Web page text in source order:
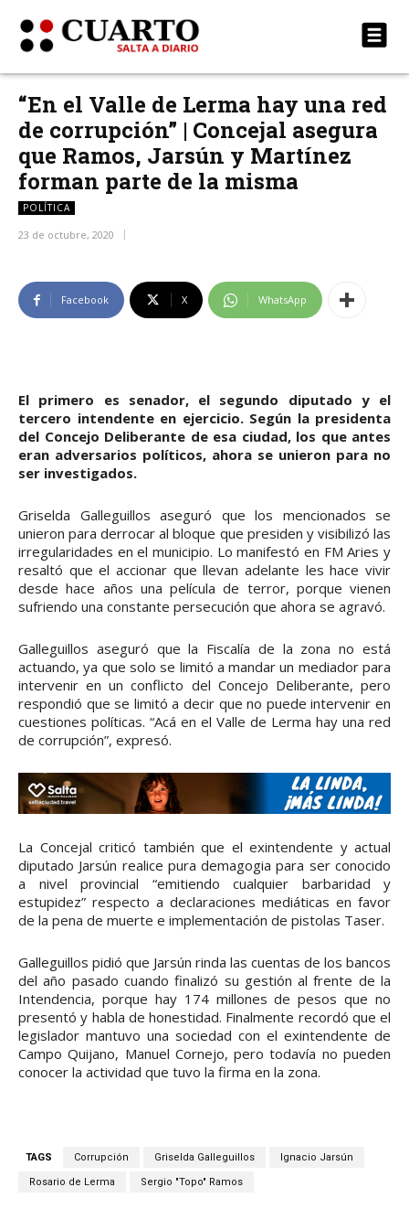
“En el Valle de Lerma hay una red
de corrupción” | Concejal asegura
que Ramos, Jarsún y Martínez
forman parte de la misma
POLÍTICA
23 de octubre, 2020
Facebook X WhatsApp
El primero es senador, el segundo diputado y el
tercero intendente en ejercicio. Según la presidenta
del Concejo Deliberante de esa ciudad, los que antes
eran adversarios políticos, ahora se unieron para no
ser investigados.
Griselda Galleguillos aseguró que los mencionados se
unieron para derrocar al bloque que presiden y visibilizó las
irregularidades en el municipio. Lo manifestó en FM Aries y
resaltó que el accionar que llevan adelante les hace vivir
desde hace años una película de terror, porque vienen
sufriendo una constante persecución que ahora se agravó.
Galleguillos aseguró que la Fiscalía de la zona no está
actuando, ya que solo se limitó a mandar un mediador para
intervenir en un conflicto del Concejo Deliberante, pero
respondió que se limitó a decir que no puede intervenir en
cuestiones políticas. “Acá en el Valle de Lerma hay una red
de corrupción”, expresó.
La Concejal criticó también que el exintendente y actual
diputado Jarsún realice pura demagogia para ser conocido
a nivel provincial “emitiendo cualquier barbaridad y
estupidez” respecto a declaraciones mediáticas en favor
de la pena de muerte e implementación de pistolas Taser.
Galleguillos pidió que Jarsún rinda las cuentas de los bancos
del año pasado cuando finalizó su gestión al frente de la
Intendencia, porque hay 174 millones de pesos que no
presentó y habla de honestidad. Finalmente recordó que el
legislador mantuvo una sociedad con el exintendente de
Campo Quijano, Manuel Cornejo, pero todavía no pueden
conocer la actividad que tuvo la firma en la zona.
TAGS Corrupción Griselda Galleguillos Ignacio Jarsún
Rosario de Lerma Sergio "Topo" Ramos